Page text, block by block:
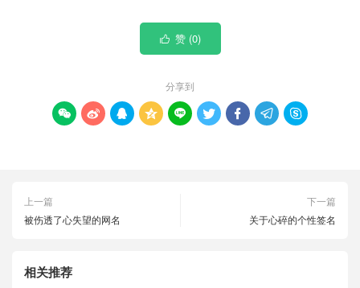
 赞 (0)
分享到
        
上一篇
被伤透了心失望的网名
下一篇
关于心碎的个性签名
相关推荐